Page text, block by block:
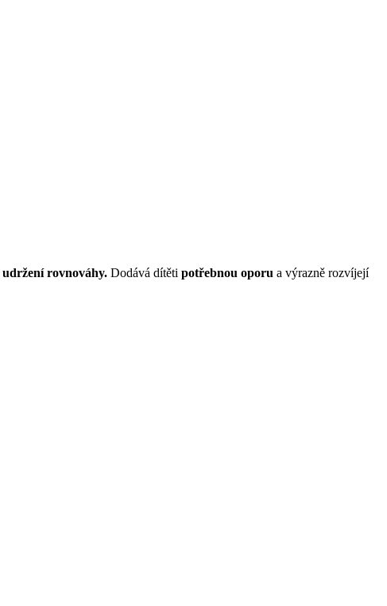
udržení rovnováhy. Dodává dítěti potřebnou oporu a výrazně rozvíjejí